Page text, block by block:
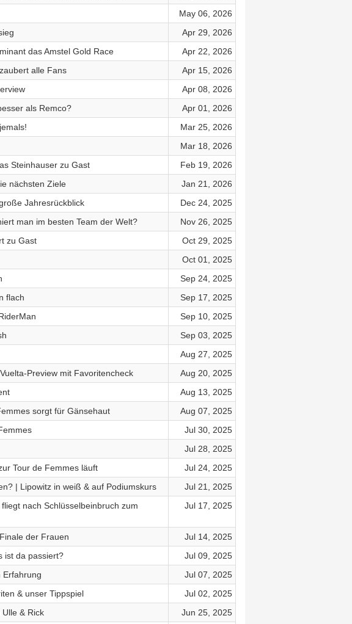
May 06, 2026
Apr 29, 2026
das Amstel Gold Race
Apr 22, 2026
alle Fans
Apr 15, 2026
Apr 08, 2026
als Remco?
Apr 01, 2026
Mar 25, 2026
Mar 18, 2026
Steinhauser zu Gast
Feb 19, 2026
nächsten Ziele
Jan 21, 2026
Jahresrückblick
Dec 24, 2025
man im besten Team der Welt?
Nov 26, 2025
zu Gast
Oct 29, 2025
Oct 01, 2025
Sep 24, 2025
flach
Sep 17, 2025
Sep 10, 2025
Sep 03, 2025
Aug 27, 2025
Preview mit Favoritencheck
Aug 20, 2025
Aug 13, 2025
sorgt für Gänsehaut
Aug 07, 2025
Jul 30, 2025
Jul 28, 2025
Tour de Femmes läuft
Jul 24, 2025
| Lipowitz in weiß & auf Podiumskurs
Jul 21, 2025
nach Schlüsselbeinbruch zum
Jul 17, 2025
der Frauen
Jul 14, 2025
ist da passiert?
Jul 09, 2025
Erfahrung
Jul 07, 2025
& unser Tippspiel
Jul 02, 2025
& Rick
Jun 25, 2025